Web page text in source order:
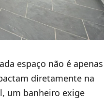
espaço não é apenas
diretamente na
um banheiro exige